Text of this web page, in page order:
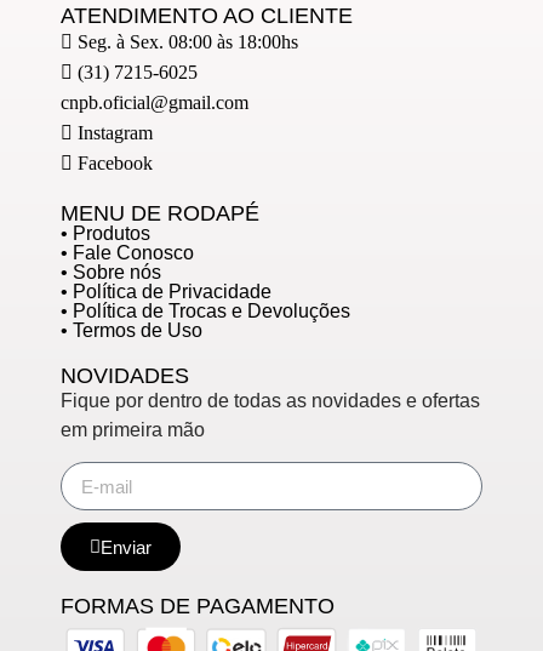
ATENDIMENTO AO CLIENTE
Seg. à Sex. 08:00 às 18:00hs
(31) 7215-6025
cnpb.oficial@gmail.com
Instagram
Facebook
MENU DE RODAPÉ
• Produtos
• Fale Conosco
• Sobre nós
• Política de Privacidade
• Política de Trocas e Devoluções
• Termos de Uso
NOVIDADES
Fique por dentro de todas as novidades e ofertas
em primeira mão
Enviar
FORMAS DE PAGAMENTO